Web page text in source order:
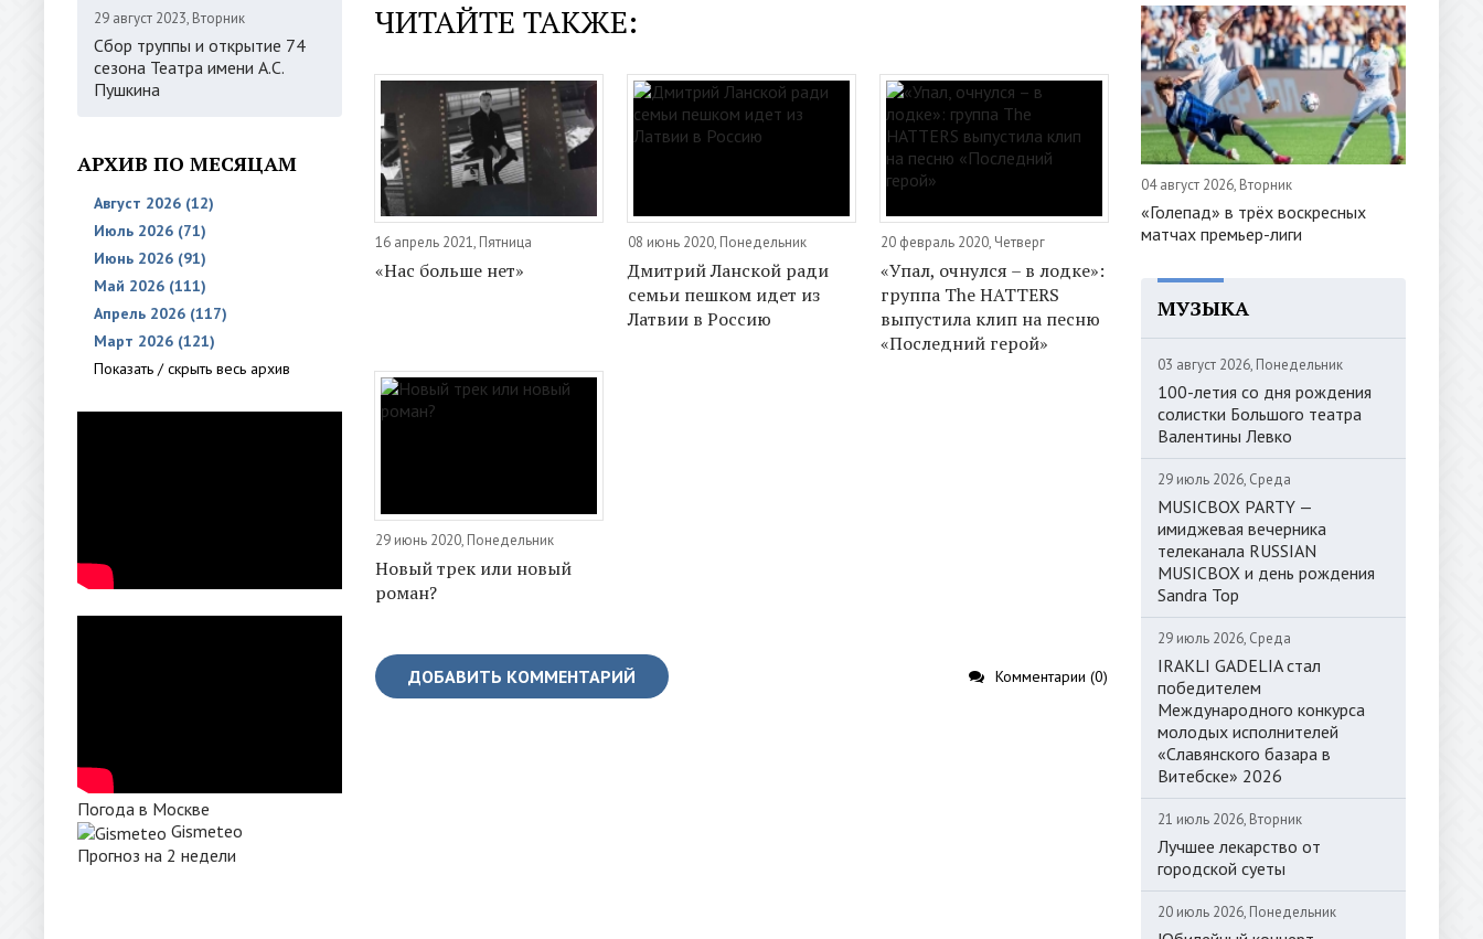
29 август 2023, Вторник
Сбор труппы и открытие 74
сезона Театра имени А.С.
Пушкина
АРХИВ ПО МЕСЯЦАМ
Август 2026 (12)
Июль 2026 (71)
Июнь 2026 (91)
Май 2026 (111)
Апрель 2026 (117)
Март 2026 (121)
Показать / скрыть весь архив
Погода в Москве
Gismeteo
Прогноз на 2 недели
ЧИТАЙТЕ ТАКЖЕ:
16 апрель 2021, Пятница
«Нас больше нет»
08 июнь 2020, Понедельник
Дмитрий Ланской ради
семьи пешком идет из
Латвии в Россию
20 февраль 2020, Четверг
«Упал, очнулся – в лодке»:
группа The HATTERS
выпустила клип на песню
«Последний герой»
29 июнь 2020, Понедельник
Новый трек или новый
роман?
ДОБАВИТЬ КОММЕНТАРИЙ Комментарии (0)
04 август 2026, Вторник
«Голепад» в трёх воскресных
матчах премьер-лиги
МУЗЫКА
03 август 2026, Понедельник
100-летия со дня рождения
солистки Большого театра
Валентины Левко
29 июль 2026, Среда
MUSICBOX PARTY —
имиджевая вечерника
телеканала RUSSIAN
MUSICBOX и день рождения
Sandra Top
29 июль 2026, Среда
IRAKLI GADELIA стал
победителем
Международного конкурса
молодых исполнителей
«Славянского базара в
Витебске» 2026
21 июль 2026, Вторник
Лучшее лекарство от
городской суеты
20 июль 2026, Понедельник